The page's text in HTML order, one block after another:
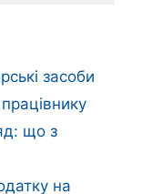
засоби
що з
на